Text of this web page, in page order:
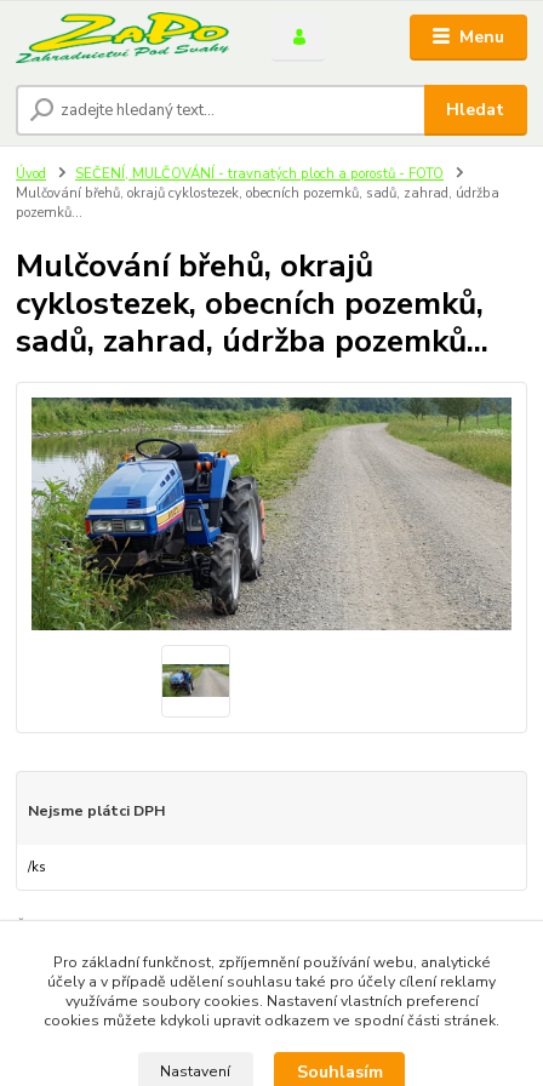
Menu
Hledat
Úvod
SEČENÍ, MULČOVÁNÍ - travnatých ploch a porostů - FOTO
Mulčování břehů, okrajů cyklostezek, obecních pozemků, sadů, zahrad, údržba
pozemků...
Mulčování břehů, okrajů
cyklostezek, obecních pozemků,
sadů, zahrad, údržba pozemků...
Nejsme plátci DPH
/ks
Číslo produktu: 21
Zboží zařazeno v kategoriích
SEČENÍ, MULČOVÁNÍ - travnatých ploch a porostů - FOTO
Pro základní funkčnost, zpříjemnění používání webu, analytické
účely a v případě udělení souhlasu také pro účely cílení reklamy
využíváme soubory cookies. Nastavení vlastních preferencí
cookies můžete kdykoli upravit odkazem ve spodní části stránek.
Nastavení Souhlasím